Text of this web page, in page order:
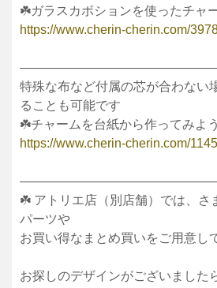
☘️ガラスカボションを使ったチャ
https://www.cherin-cherin.com/
特殊な布など付属の芯が合わない
ることも可能です
☘️チャームを台紙から作ってみよう
https://www.cherin-cherin.com/
☘️ アトリエ店（別店舗）では、さ
パーツや
お買い得なまとめ買いをご用意し
お探しのデザインがございました